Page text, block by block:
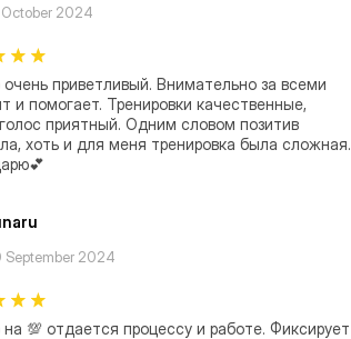
October 2024
очень приветливый. Внимательно за всеми
и помогает. Тренировки качественные,
приятный. Одним словом позитив
хоть и для меня тренировка была сложная.
September 2024
на 💯 отдается процессу и работе. Фиксирует